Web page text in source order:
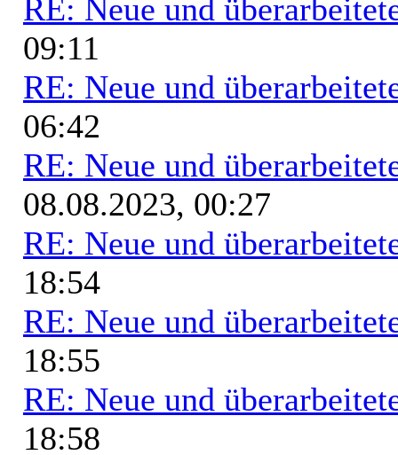
RE: Neue und
09:11
RE: Neue und
06:42
RE: Neue und
08.08.2023, 00:27
RE: Neue und
18:54
RE: Neue und
18:55
RE: Neue und
18:58